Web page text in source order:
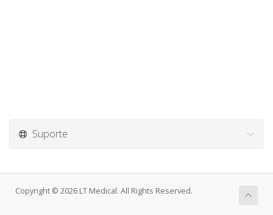
Suporte
Copyright © 2026 LT Medical. All Rights Reserved.